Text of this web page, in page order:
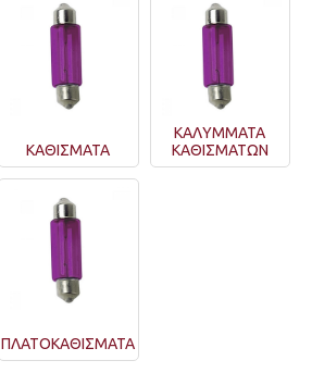
ΚΑΘΙΣΜΑΤΑ
ΚΑΛΥΜΜΑΤΑ
ΚΑΘΙΣΜΑΤΩΝ
ΠΛΑΤΟΚΑΘΙΣΜΑΤΑ